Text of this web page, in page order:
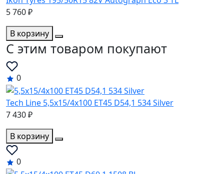
5 760 ₽
В корзину
C этим товаром покупают
0
Tech Line 5,5x15/4x100 ET45 D54,1 534 Silver
7 430 ₽
В корзину
0